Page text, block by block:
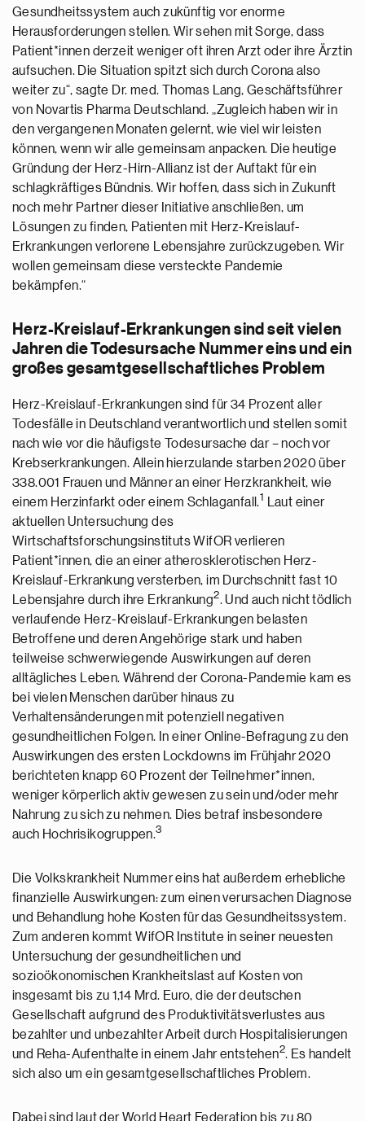
Gesundheitssystem auch zukünftig vor enorme
Herausforderungen stellen. Wir sehen mit Sorge, dass
Patient*innen derzeit weniger oft ihren Arzt oder ihre Ärztin
aufsuchen. Die Situation spitzt sich durch Corona also
weiter zu“, sagte Dr. med. Thomas Lang, Geschäftsführer
von Novartis Pharma Deutschland. „Zugleich haben wir in
den vergangenen Monaten gelernt, wie viel wir leisten
können, wenn wir alle gemeinsam anpacken. Die heutige
Gründung der Herz-Hirn-Allianz ist der Auftakt für ein
schlagkräftiges Bündnis. Wir hoffen, dass sich in Zukunft
noch mehr Partner dieser Initiative anschließen, um
Lösungen zu finden, Patienten mit Herz-Kreislauf-
Erkrankungen verlorene Lebensjahre zurückzugeben. Wir
wollen gemeinsam diese versteckte Pandemie
bekämpfen.“
Herz-Kreislauf-Erkrankungen sind seit vielen
Jahren die Todesursache Nummer eins und ein
großes gesamtgesellschaftliches Problem
Herz-Kreislauf-Erkrankungen sind für 34 Prozent aller
Todesfälle in Deutschland verantwortlich und stellen somit
nach wie vor die häufigste Todesursache dar – noch vor
Krebserkrankungen. Allein hierzulande starben 2020 über
338.001 Frauen und Männer an einer Herzkrankheit, wie
einem Herzinfarkt oder einem Schlaganfall.1
Laut einer
aktuellen Untersuchung des
Wirtschaftsforschungsinstituts WifOR verlieren
Patient*innen, die an einer atherosklerotischen Herz-
Kreislauf-Erkrankung versterben, im Durchschnitt fast 10
Lebensjahre durch ihre Erkrankung2. Und auch nicht tödlich
verlaufende Herz-Kreislauf-Erkrankungen belasten
Betroffene und deren Angehörige stark und haben
teilweise schwerwiegende Auswirkungen auf deren
alltägliches Leben. Während der Corona-Pandemie kam es
bei vielen Menschen darüber hinaus zu
Verhaltensänderungen mit potenziell negativen
gesundheitlichen Folgen. In einer Online-Befragung zu den
Auswirkungen des ersten Lockdowns im Frühjahr 2020
berichteten knapp 60 Prozent der Teilnehmer*innen,
weniger körperlich aktiv gewesen zu sein und/oder mehr
Nahrung zu sich zu nehmen. Dies betraf insbesondere
auch Hochrisikogruppen.3
Die Volkskrankheit Nummer eins hat außerdem erhebliche
finanzielle Auswirkungen: zum einen verursachen Diagnose
und Behandlung hohe Kosten für das Gesundheitssystem.
Zum anderen kommt WifOR Institute in seiner neuesten
Untersuchung der gesundheitlichen und
sozioökonomischen Krankheitslast auf Kosten von
insgesamt bis zu 1,14 Mrd. Euro, die der deutschen
Gesellschaft aufgrund des Produktivitätsverlustes aus
bezahlter und unbezahlter Arbeit durch Hospitalisierungen
und Reha-Aufenthalte in einem Jahr entstehen2. Es handelt
sich also um ein gesamtgesellschaftliches Problem.
Dabei sind laut der World Heart Federation bis zu 80